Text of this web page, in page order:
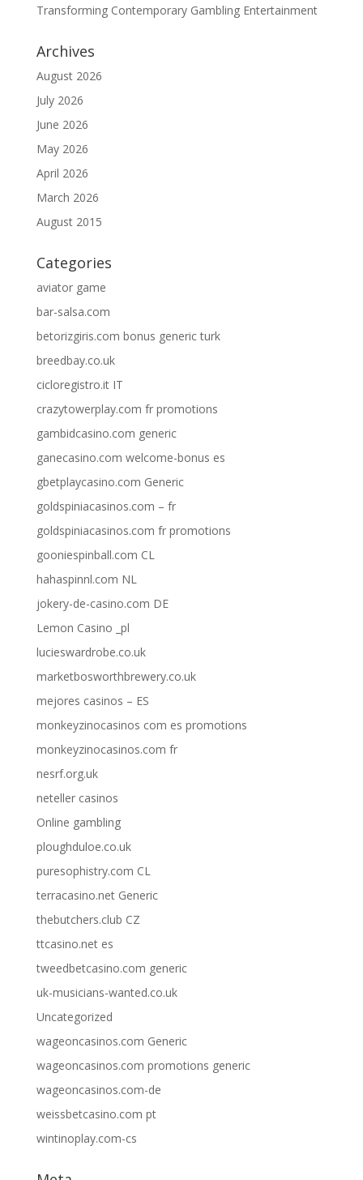
Transforming Contemporary Gambling Entertainment
Archives
August 2026
July 2026
June 2026
May 2026
April 2026
March 2026
August 2015
Categories
aviator game
bar-salsa.com
betorizgiris.com bonus generic turk
breedbay.co.uk
cicloregistro.it IT
crazytowerplay.com fr promotions
gambidcasino.com generic
ganecasino.com welcome-bonus es
gbetplaycasino.com Generic
goldspiniacasinos.com – fr
goldspiniacasinos.com fr promotions
gooniespinball.com CL
hahaspinnl.com NL
jokery-de-casino.com DE
Lemon Casino _pl
lucieswardrobe.co.uk
marketbosworthbrewery.co.uk
mejores casinos – ES
monkeyzinocasinos com es promotions
monkeyzinocasinos.com fr
nesrf.org.uk
neteller casinos
Online gambling
ploughduloe.co.uk
puresophistry.com CL
terracasino.net Generic
thebutchers.club CZ
ttcasino.net es
tweedbetcasino.com generic
uk-musicians-wanted.co.uk
Uncategorized
wageoncasinos.com Generic
wageoncasinos.com promotions generic
wageoncasinos.com-de
weissbetcasino.com pt
wintinoplay.com-cs